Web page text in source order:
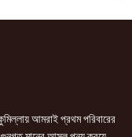
আমরাই প্রথম পরিবারের